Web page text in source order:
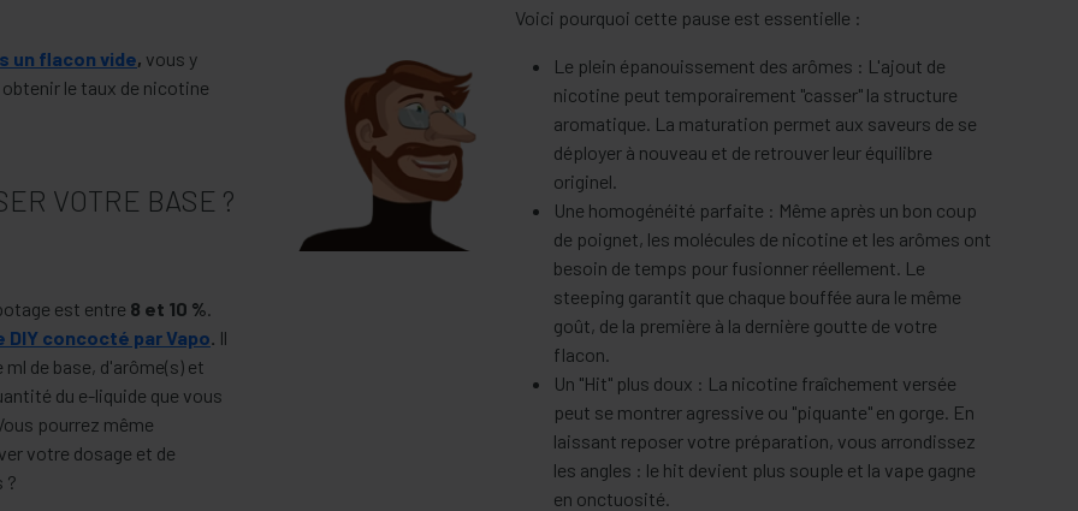
un flacon vide, vous y
le taux de nicotine
VOTRE BASE ?
est entre 8 et 10 %.
concocté par Vapo. Il
de base, d'arôme(s) et
du e-liquide que vous
pourrez même
votre dosage et de
?
Voici pourquoi cette pause est essentielle :
Le plein épanouissement des arômes : L'ajout de
nicotine peut temporairement "casser" la structure
aromatique. La maturation permet aux saveurs de se
déployer à nouveau et de retrouver leur équilibre
originel.
Une homogénéité parfaite : Même après un bon coup
de poignet, les molécules de nicotine et les arômes ont
besoin de temps pour fusionner réellement. Le
steeping garantit que chaque bouffée aura le même
goût, de la première à la dernière goutte de votre
flacon.
Un "Hit" plus doux : La nicotine fraîchement versée
peut se montrer agressive ou "piquante" en gorge. En
laissant reposer votre préparation, vous arrondissez
les angles : le hit devient plus souple et la vape gagne
en onctuosité.